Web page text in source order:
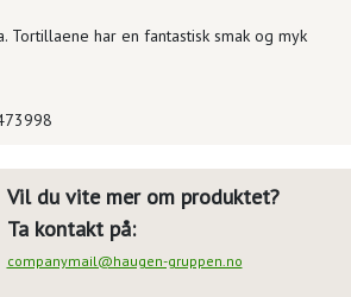
Tortillaene har en fantastisk smak og myk
Vil du vite mer om produktet?
Ta kontakt på:
companymail@haugen-gruppen.no